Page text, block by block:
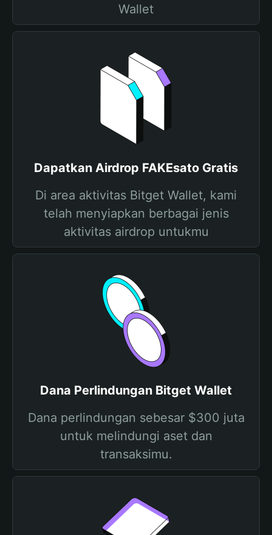
Wallet
Dapatkan Airdrop FAKEsato Gratis
Di area aktivitas Bitget Wallet, kami
telah menyiapkan berbagai jenis
aktivitas airdrop untukmu
Dana Perlindungan Bitget Wallet
Dana perlindungan sebesar $300 juta
untuk melindungi aset dan
transaksimu.